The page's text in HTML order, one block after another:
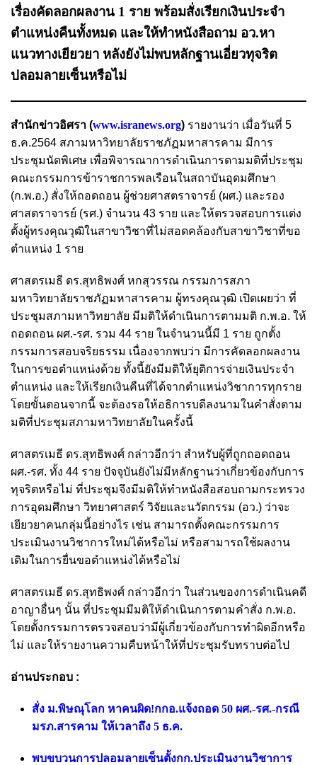
เรื่องคัดลอกผลงาน 1 ราย พร้อมสั่งเรียกเงินประจำ
ตำแหน่งคืนทั้งหมด และให้ทำหนังสือถาม อว.หา
แนวทางเยียวยา หลังยังไม่พบหลักฐานเอี่ยวทุจริต
ปลอมลายเซ็นหรือไม่
สำนักข่าวอิศรา (www.isranews.org) รายงานว่า เมื่อวันที่ 5
ธ.ค.2564 สภามหาวิทยาลัยราชภัฏมหาสารคาม มีการ
ประชุมนัดพิเศษ เพื่อพิจารณาการดำเนินการตามมติที่ประชุม
คณะกรรมการข้าราชการพลเรือนในสถาบันอุดมศึกษา
(ก.พ.อ.) สั่งให้ถอดถอน ผู้ช่วยศาสตราจารย์ (ผศ.) และรอง
ศาสตราจารย์ (รศ.) จำนวน 43 ราย และให้ตรวจสอบการแต่ง
ตั้งผู้ทรงคุณวุฒิในสาขาวิชาที่ไม่สอดคล้องกับสาขาวิชาที่ขอ
ตำแหน่ง 1 ราย
ศาสตรเมธี ดร.สุทธิพงศ์ หกสุวรรณ กรรมการสภา
มหาวิทยาลัยราชภัฏมหาสารคาม ผู้ทรงคุณวุฒิ เปิดเผยว่า ที่
ประชุมสภามหาวิทยาลัย มีมติให้ดำเนินการตามมติ ก.พ.อ. ให้
ถอดถอน ผศ.-รศ. รวม 44 ราย ในจำนวนนี้มี 1 ราย ถูกตั้ง
กรรมการสอบจริยธรรม เนื่องจากพบว่า มีการคัดลอกผลงาน
ในการขอตำแหน่งด้วย ทั้งนี้ยังมีมติให้ยุติการจ่ายเงินประจำ
ตำแหน่ง และให้เรียกเงินคืนที่ได้จากตำแหน่งวิชาการทุกราย
โดยขั้นตอนจากนี้ จะต้องรอให้อธิการบดีลงนามในคำสั่งตาม
มติที่ประชุมสภามหาวิทยาลัยในครั้งนี้
ศาสตรเมธี ดร.สุทธิพงศ์ กล่าวอีกว่า สำหรับผู้ที่ถูกถอดถอน
ผศ.-รศ. ทั้ง 44 ราย ปัจจุบันยังไม่มีหลักฐานว่าเกี่ยวข้องกับการ
ทุจริตหรือไม่ ที่ประชุมจึงมีมติให้ทำหนังสือสอบถามกระทรวง
การอุดมศึกษา วิทยาศาสตร์ วิจัยและนวัตกรรม (อว.) ว่าจะ
เยียวยาคนกลุ่มนี้อย่างไร เช่น สามารถตั้งคณะกรรมการ
ประเมินงานวิชาการใหม่ได้หรือไม่ หรือสามารถใช้ผลงาน
เดิมในการยื่นขอตำแหน่งได้หรือไม่
ศาสตรเมธี ดร.สุทธิพงศ์ กล่าวอีกว่า ในส่วนของการดำเนินคดี
อาญาอื่นๆ นั้น ที่ประชุมมีมติให้ดำเนินการตามคำสั่ง ก.พ.อ.
โดยตั้งกรรมการตรวจสอบว่ามีผู้เกี่ยวข้องกับการทำผิดอีกหรือ
ไม่ และให้รายงานความคืบหน้าให้ที่ประชุมรับทราบต่อไป
อ่านประกอบ :
สั่ง ม.พิษณุโลก หาคนผิด!กกอ.แจ้งถอด 50 ผศ.-รศ.-กรณี
มรภ.สารคาม ให้เวลาถึง 5 ธ.ค.
พบขบวนการปลอมลายเซ็นตั้งกก.ประเมินงานวิชาการ